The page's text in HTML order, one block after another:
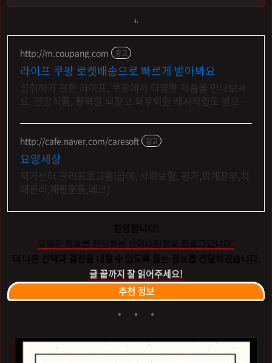
http://m.coupang.com 광고
라이프 쿠팡 로켓배송으로 빠르게 받아봐요
섭취하기 편한 라이프, 쿠팡에서 다양한 제품을 만나보세
요. 건강식품, 활력을 되찾고 와우회원 캐시적립도 받으세
http://cafe.naver.com/caresoft 광고
요양세상
재가센터 관리프로그램(급여, 사회보험, 평가,회계장부,치
매관리,재활운동,레크)
환영합니다!
유익한 정보를 전달하는 신이내린정보 블로그입니다.
더 나은 선택과 결정을 내릴 수 있도록 돕는 정보를 전달하겠습니다.
글 끝까지 잘 읽어주세요!
추천 정보